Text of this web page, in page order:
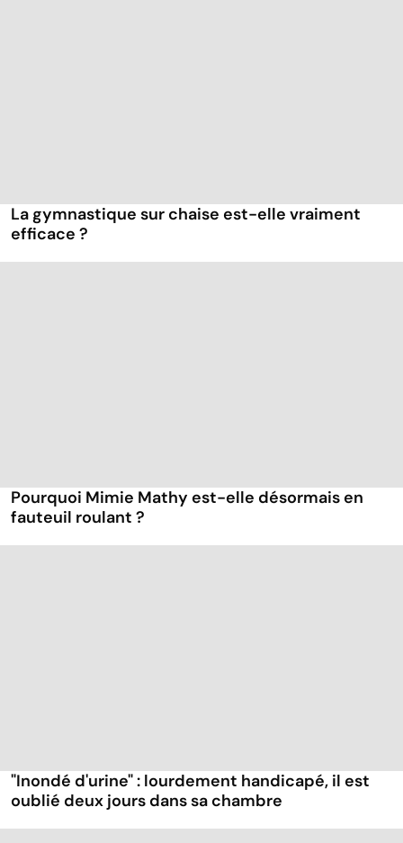
La gymnastique sur chaise est-elle vraiment
efficace ?
Pourquoi Mimie Mathy est-elle désormais en
fauteuil roulant ?
"Inondé d'urine" : lourdement handicapé, il est
oublié deux jours dans sa chambre